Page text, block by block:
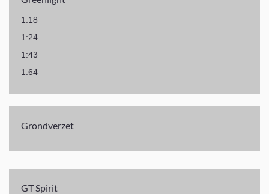
1:18
1:24
1:43
1:64
Grondverzet
GT Spirit